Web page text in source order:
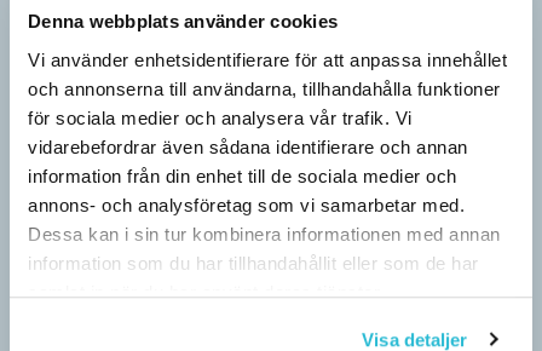
Denna webbplats använder cookies
Vi använder enhetsidentifierare för att anpassa innehållet
och annonserna till användarna, tillhandahålla funktioner
för sociala medier och analysera vår trafik. Vi
vidarebefordrar även sådana identifierare och annan
information från din enhet till de sociala medier och
annons- och analysföretag som vi samarbetar med.
Dessa kan i sin tur kombinera informationen med annan
information som du har tillhandahållit eller som de har
samlat in när du har använt deras tjänster.
Visa detaljer
Särskolan byter namn
SPRÅKBLOGGEN
Grundsärskola byter namn till anpassad grundskola och
gymnasiesärskolan till anpassad gymnasieskola. En som har
stor del i att detta namnbyte sker är artonåriga Leo Lust…